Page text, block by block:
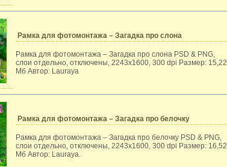
Рамка для фотомонтажа – Загадка про слона
Рамка для фотомонтажа – Загадка про слона PSD & PNG,
слои отдельно, отключены, 2243x1600, 300 dpi Размер: 15,22
Мб Автор: Lauraya
Рамка для фотомонтажа – Загадка про белочку
Рамка для фотомонтажа – Загадка про белочку PSD & PNG,
слои отдельно, отключены, 2243x1600, 300 dpi Размер: 16,52
Мб Автор: Lauraya.